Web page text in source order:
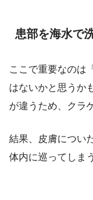
患部を海水で
ここで重要なのは
はないかと思うか
が違うため、クラ
結果、皮膚につい
体内に巡ってしま